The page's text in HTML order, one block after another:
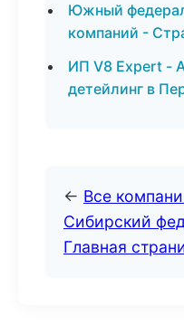
Южный
компаний -
ИП V8 Expert -
детейлинг в
← Все
Сибирский
Главная